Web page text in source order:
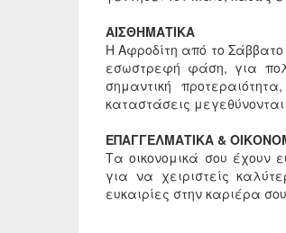
ΑΙΣΘΗΜΑΤΙΚΑ
Η Αφροδίτη από το
εσωστρεφή φάση, για
σημαντική
καταστάσεις
ΕΠΑΓΓΕΛΜΑΤΙΚΑ &
Τα οικονομικά σου έχουν
για να χειριστείς
ευκαιρίες στην καριέρα